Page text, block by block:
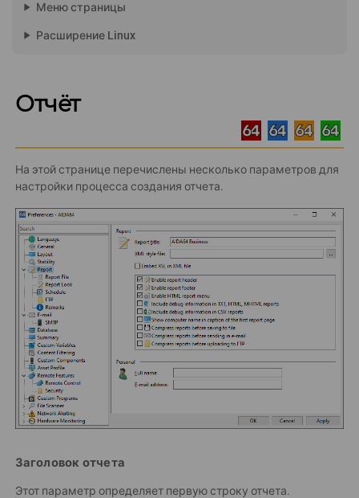
play_arrow Меню страницы
play_arrow Расширение Linux
Отчёт
На этой странице перечислены несколько параметров для
настройки процесса создания отчета.
Заголовок отчета
Этот параметр определяет первую строку отчета.